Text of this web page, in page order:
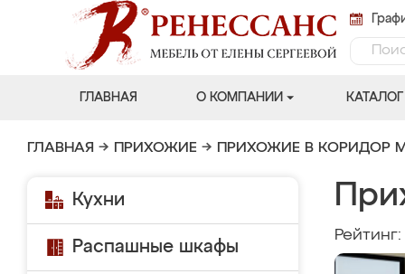
ГЛАВНАЯ О КОМПАНИИ КАТАЛОГ
ГЛАВНАЯ → ПРИХОЖИЕ → ПРИХОЖИЕ В КОРИДОР
Кухни
Распашные шкафы
Рейтинг: